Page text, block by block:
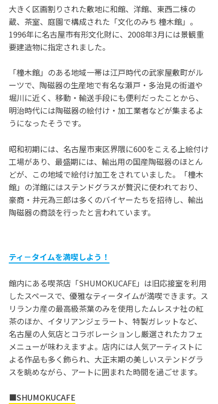
大きく区画割りされた敷地に和館、洋館、東西二棟の
蔵、茶室、庭園で構成された「文化のみち 橦木館」。
1996年に名古屋市有形文化財に、2008年3月には景観重
要建造物に指定されました。
「橦木館」のある地域一帯は江戸時代の武家屋敷町がル
ーツで、陶磁器の生産地で有名な瀬戸・多治見の街道や
堀川に近く、移動・輸送手段にも便利だったことから、
明治時代には陶磁器の絵付け・加工業者などが集まるよ
うになったそうです。
昭和初期には、名古屋市東区界隈に600をこえる上絵付け
工場があり、最盛期には、輸出用の国産陶磁器のほとん
どが、この地域で絵付け加工をされていました。「橦木
館」の洋館にはステンドグラスが贅沢に使われており、
豪商・井元為三郎は多くのバイヤーたちを招待し、輸出
陶磁器の商談を行ったと言われています。
ティ－タイムを満喫しよう！
館内にある喫茶店「SHUMOKUCAFE」は旧応接室を利用
したスペースで、優雅なティータイムが満喫できます。ス
リランカ産の最高級茶葉のみを使用したムレスナ社の紅
茶のほか、イタリアンジェラート、特製ガレットなど、
名古屋の人気店とコラボレーションし厳選されたカフェ
メニューが味わえますよ。店内には人気アーティストに
よる作品も多く飾られ、大正末期の美しいステンドグラ
スを眺めながら、アートに囲まれた時間を過ごせます。
■SHUMOKUCAFE